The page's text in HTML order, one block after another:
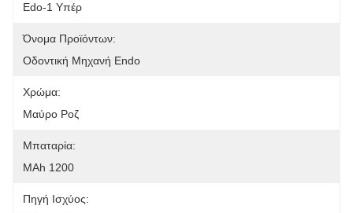
Edo-1 Υπέρ
Όνομα Προϊόντων:
Οδοντική Μηχανή Endo
Χρώμα:
Μαύρο Ροζ
Μπαταρία:
MAh 1200
Πηγή Ισχύος: